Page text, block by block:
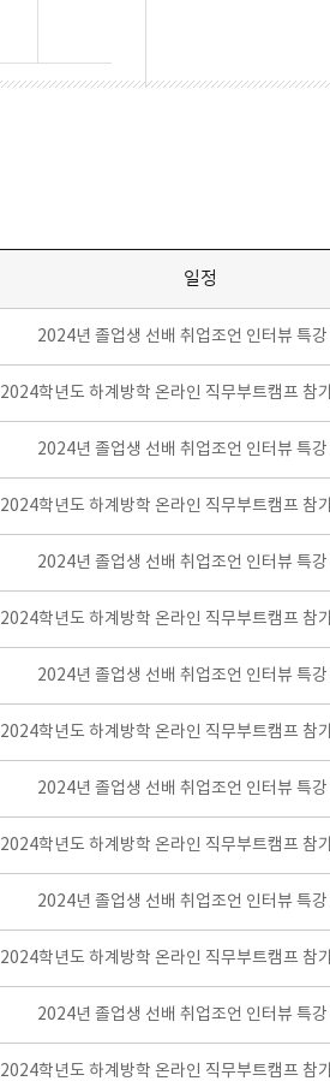
일정
2024년 졸업생 선배 취업조언 인터뷰 특강
2024학년도 하계방학 온라인 직무부트캠프 참
2024년 졸업생 선배 취업조언 인터뷰 특강
2024학년도 하계방학 온라인 직무부트캠프 참
2024년 졸업생 선배 취업조언 인터뷰 특강
2024학년도 하계방학 온라인 직무부트캠프 참
2024년 졸업생 선배 취업조언 인터뷰 특강
2024학년도 하계방학 온라인 직무부트캠프 참
2024년 졸업생 선배 취업조언 인터뷰 특강
2024학년도 하계방학 온라인 직무부트캠프 참
2024년 졸업생 선배 취업조언 인터뷰 특강
2024학년도 하계방학 온라인 직무부트캠프 참
2024년 졸업생 선배 취업조언 인터뷰 특강
2024학년도 하계방학 온라인 직무부트캠프 참